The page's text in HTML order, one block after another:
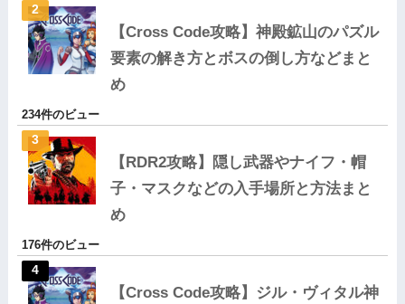
【Cross Code攻略】神殿鉱山のパズル
要素の解き方とボスの倒し方などまと
め
234件のビュー
【RDR2攻略】隠し武器やナイフ・帽
子・マスクなどの入手場所と方法まと
め
176件のビュー
【Cross Code攻略】ジル・ヴィタル神